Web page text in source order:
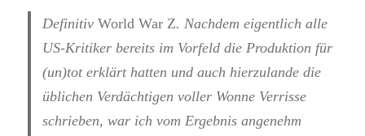
DefinitivWorld War Z. Nachdem eigentlich alle
US-Kritiker bereits im Vorfeld die Produktion für
(un)tot erklärt hatten und auch hierzulande die
üblichen Verdächtigen voller Wonne Verrisse
schrieben, war ich vom Ergebnis angenehm